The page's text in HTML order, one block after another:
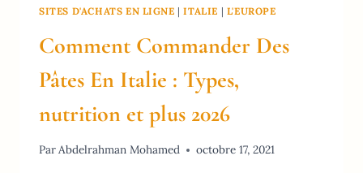
SITES D'ACHATS EN LIGNE |ITALIE | L'EUROPE
Comment Commander Des
Pâtes En Italie : Types,
nutrition et plus 2026
ParAbdelrahman Mohamed octobre 17, 2021